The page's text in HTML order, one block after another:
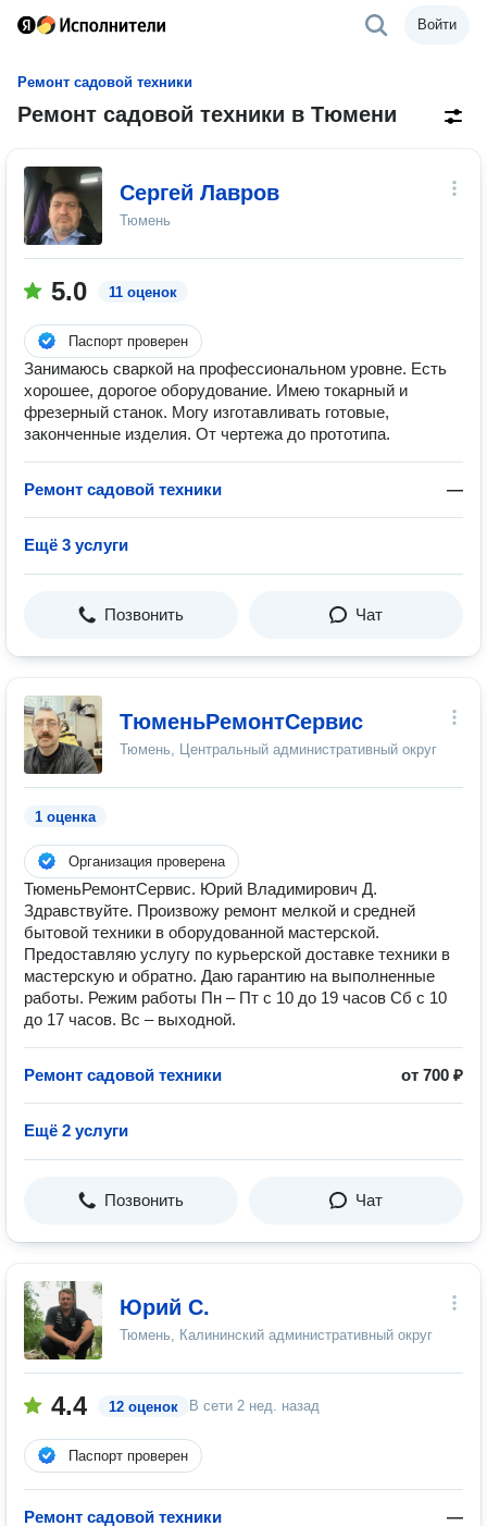
Войти
Ремонт садовой техники
Ремонт садовой техники в Тюмени
Сергей Лавров
Тюмень
5.0 11 оценок
Паспорт проверен
Занимаюсь сваркой на профессиональном уровне. Есть
хорошее, дорогое оборудование. Имею токарный и
фрезерный станок. Могу изготавливать готовые,
законченные изделия. От чертежа до прототипа.
Ремонт садовой техники —
Ещё 3 услуги
Позвонить Чат
ТюменьРемонтСервис
Тюмень, Центральный административный округ
1 оценка
Организация проверена
ТюменьРемонтСервис. Юрий Владимирович Д.
Здравствуйте. Произвожу ремонт мелкой и средней
бытовой техники в оборудованной мастерской.
Предоставляю услугу по курьерской доставке техники в
мастерскую и обратно. Даю гарантию на выполненные
работы. Режим работы Пн – Пт с 10 до 19 часов Сб с 10
до 17 часов. Вс – выходной.
Ремонт садовой техники от 700 ₽
Ещё 2 услуги
Позвонить Чат
Юрий С.
Тюмень, Калининский административный округ
4.4 12 оценок В сети 2 нед. назад
Паспорт проверен
Ремонт садовой техники —